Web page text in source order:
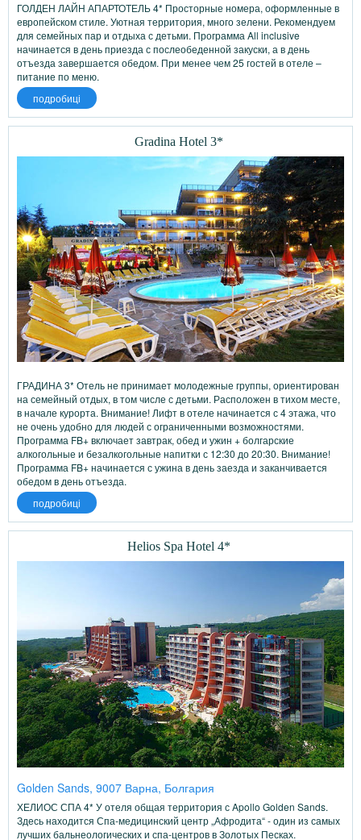
ГОЛДЕН ЛАЙН АПАРТОТЕЛЬ 4* Просторные номера, оформленные в
европейском стиле. Уютная территория, много зелени. Рекомендуем
для семейных пар и отдыха с детьми. Программа All inclusive
начинается в день приезда с послеобеденной закуски, а в день
отъезда завершается обедом. При менее чем 25 гостей в отеле –
питание по меню.
подробиці
Gradina Hotel 3*
ГРАДИНА 3* Отель не принимает молодежные группы, ориентирован
на семейный отдых, в том числе с детьми. Расположен в тихом месте,
в начале курорта. Внимание! Лифт в отеле начинается с 4 этажа, что
не очень удобно для людей с ограниченными возможностями.
Программа FB+ включает завтрак, обед и ужин + болгарские
алкогольные и безалкогольные напитки с 12:30 до 20:30. Внимание!
Программа FB+ начинается с ужина в день заезда и заканчивается
обедом в день отъезда.
подробиці
Helios Spa Hotel 4*
Golden Sands, 9007 Варна, Болгария
ХЕЛИОС СПА 4* У отеля общая территория с Apollo Golden Sands.
Здесь находится Спа-медицинский центр „Афродита“ - один из самых
лучших бальнеологических и спа-центров в Золотых Песках.